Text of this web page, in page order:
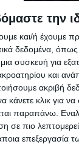
την
και/ή
δεδομένα, όπως
συσκευή για
και
ακριβή
κλικ για να
παραπάνω.
πιο
επεξεργασία
ύψος
για την Λήμνο
καθώς ο